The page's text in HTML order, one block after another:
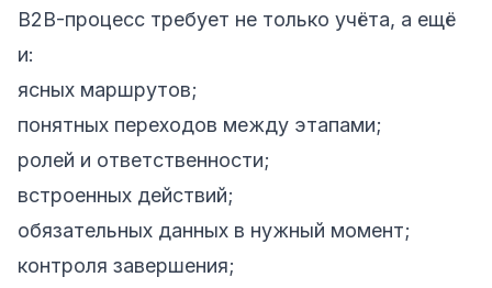
B2B-процесс требует не только учёта, а ещё
и:
ясных маршрутов;
понятных переходов между этапами;
ролей и ответственности;
встроенных действий;
обязательных данных в нужный момент;
контроля завершения;